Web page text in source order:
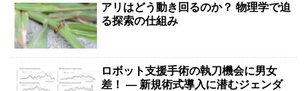
アリはどう動き回るのか？ 物理学で迫
る探索の仕組み
ロボット支援手術の執刀機会に男女
差！ — 新規術式導入に潜むジェンダ